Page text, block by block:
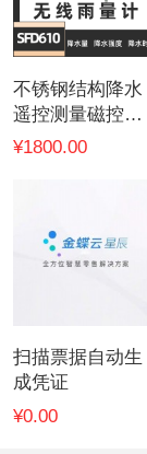
不锈钢结构降水
遥控测量磁控开
关无线雨量计
¥1800.00
扫描票据自动生
成凭证
¥0.00